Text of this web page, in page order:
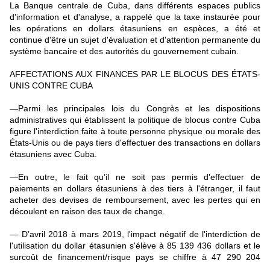
La Banque centrale de Cuba, dans différents espaces publics
d'information et d'analyse, a rappelé que la taxe instaurée pour
les opérations en dollars étasuniens en espèces, a été et
continue d'être un sujet d'évaluation et d'attention permanente du
système bancaire et des autorités du gouvernement cubain.
AFFECTATIONS AUX FINANCES PAR LE BLOCUS DES ÉTATS-
UNIS CONTRE CUBA
—Parmi les principales lois du Congrès et les dispositions
administratives qui établissent la politique de blocus contre Cuba
figure l'interdiction faite à toute personne physique ou morale des
États-Unis ou de pays tiers d'effectuer des transactions en dollars
étasuniens avec Cuba.
—En outre, le fait qu’il ne soit pas permis d'effectuer de
paiements en dollars étasuniens à des tiers à l'étranger, il faut
acheter des devises de remboursement, avec les pertes qui en
découlent en raison des taux de change.
— D’avril 2018 à mars 2019, l'impact négatif de l'interdiction de
l'utilisation du dollar étasunien s'élève à 85 139 436 dollars et le
surcoût de financement/risque pays se chiffre à 47 290 204